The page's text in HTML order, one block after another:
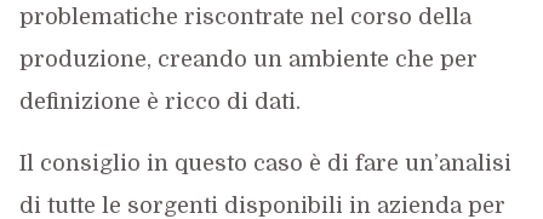
problematiche riscontrate nel corso della
produzione, creando un ambiente che per
definizione è ricco di dati.
Il consiglio in questo caso è di fare un’analisi
di tutte le sorgenti disponibili in azienda per